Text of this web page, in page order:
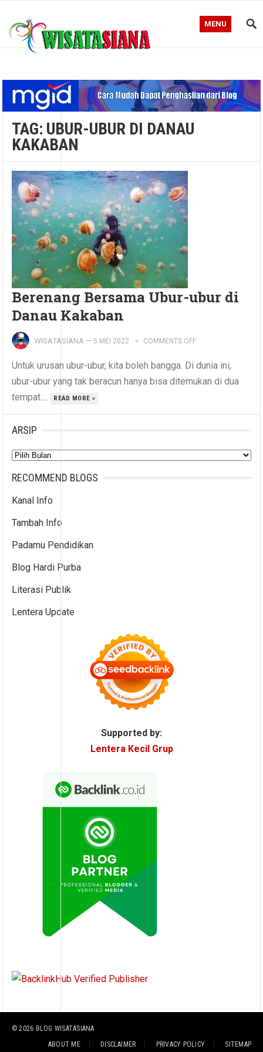
MENU
TAG: UBUR-UBUR DI DANAU
KAKABAN
Berenang Bersama Ubur-ubur di
Danau Kakaban
WISATASIANA — 5 MEI 2022 COMMENTS OFF
Untuk urusan ubur-ubur, kita boleh bangga. Di dunia ini,
ubur-ubur yang tak beracun hanya bisa ditemukan di dua
tempat....
READ MORE »
ARSIP
Arsip
RECOMMEND BLOGS
Kanal Info
Tambah Info
Padamu Pendidikan
Blog Hardi Purba
Literasi Publik
Lentera Update
Supported by:
Lentera Kecil Grup
© 2026 BLOG WISATASIANA
ABOUT ME
DISCLAIMER PRIVACY POLICY SITEMAP